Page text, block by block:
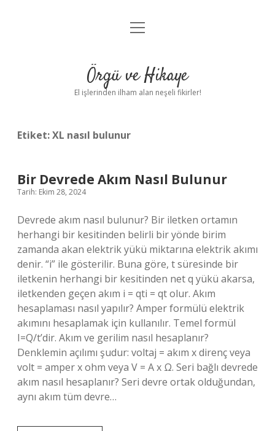
Anasayfa
Yasal Uyarı
menüyü
Örgü ve Hikaye
El işlerinden ilham alan neşeli fikirler!
Etiket:XL nasıl bulunur
Bir Devrede Akım Nasıl Bulunur
Tarih: Ekim 28, 2024
Devrede akım nasıl bulunur? Bir iletken ortamın
herhangi bir kesitinden belirli bir yönde birim
zamanda akan elektrik yükü miktarına elektrik akımı
denir. “i” ile gösterilir. Buna göre, t süresinde bir
iletkenin herhangi bir kesitinden net q yükü akarsa,
iletkenden geçen akım i = qti = qt olur. Akım
hesaplaması nasıl yapılır? Amper formülü elektrik
akımını hesaplamak için kullanılır. Temel formül
I=Q/t’dir. Akım ve gerilim nasıl hesaplanır?
Denklemin açılımı şudur: voltaj = akım x direnç veya
volt = amper x ohm veya V = A x Ω. Seri bağlı devrede
akım nasıl hesaplanır? Seri devre ortak olduğundan,
aynı akım tüm devre…